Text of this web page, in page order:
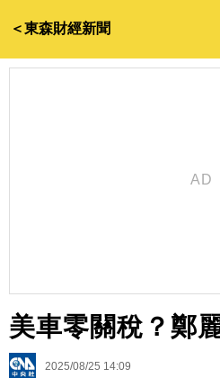
＜東森財經新聞
美車零關稅？鄭
2025/08/25 14:09